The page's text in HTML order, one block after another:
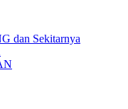
dan Sekitarnya